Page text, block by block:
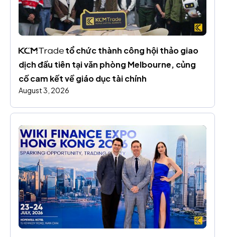
tổ chức thành công hội thảo giao
dịch đầu tiên tại văn phòng Melbourne, củng
cố cam kết về giáo dục tài chính
August 3, 2026